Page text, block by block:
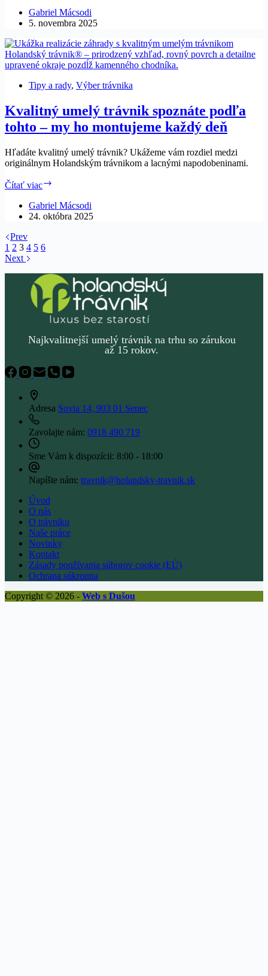
na
Vianoce:
ktorý
zostane
aj
sviatkoch
Gabriel Mácsodi
5. novembra 2025
Tipy a rady, Výber trávnika
Kvalitný umelý trávnik spoznáte podľa
tohto – my ho montujeme každý deň
Hľadáte kvalitný umelý trávnik? Ukážeme vám rozdiel medzi
originálnym Holandským trávnikom a lacnými napodobeninami.
Čítať viac
trávnik
spoznáte
montujeme
každý
deň
Gabriel Mácsodi
24. októbra 2025
Prev
1 2 3 4 5 6
Next
Najkvalitnejší umelý trávnik na trhu so zárukou
až 15 rokov.
Adresa Sovia 14, 903 01 Senec
Zavolajte nám: 0918 490 719
Sme Vám k dispozícii: 8:00 - 18:00
Napíšte nám: travnik@holandsky-travnik.sk
Úvod
O nás
O trávniku
Naše práce
Novinky
Kontakt
Zásady používania súborov cookie (EÚ)
Ochrana súkromia
Copyright © 2026 - Web s Dušou